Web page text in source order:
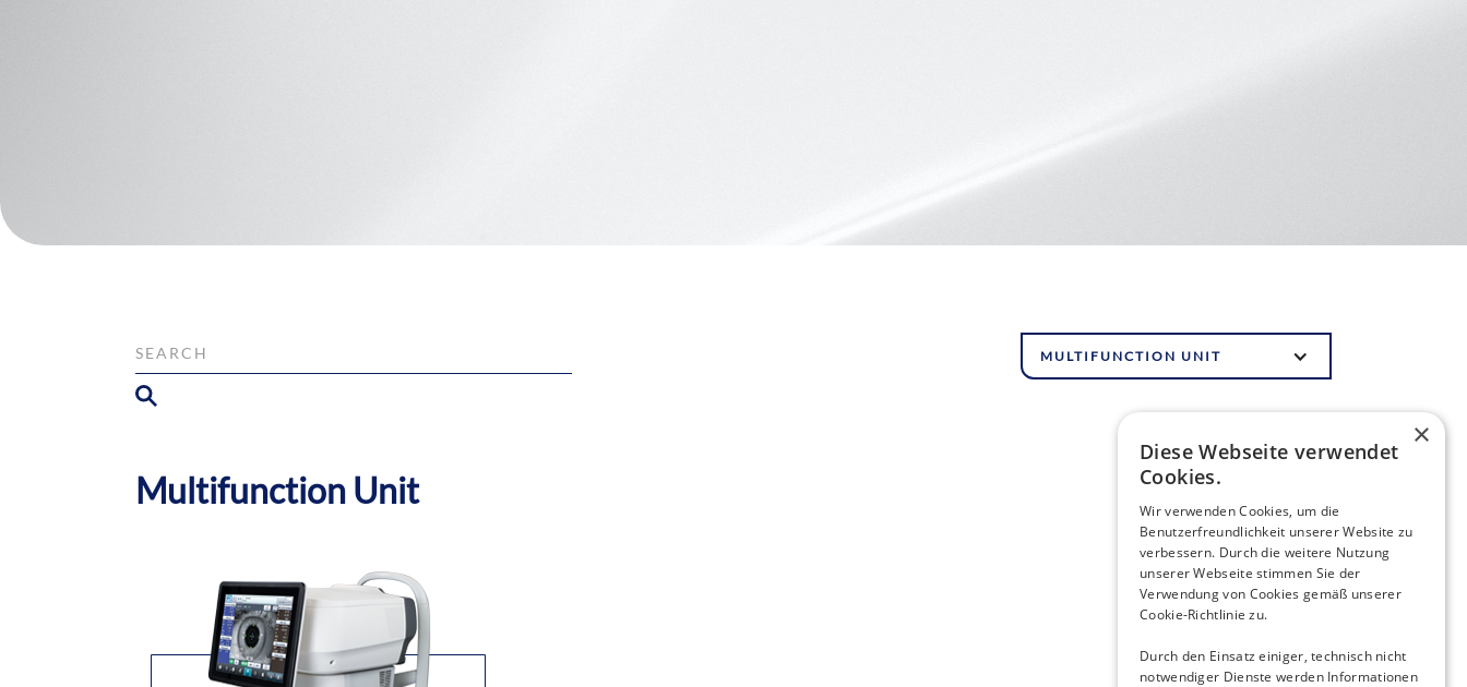
MULTIFUNCTION UNIT
Multifunction Unit
×
Diese Webseite verwendet
Cookies.
Wir verwenden Cookies, um die
Benutzerfreundlichkeit unserer Website zu
verbessern. Durch die weitere Nutzung
unserer Webseite stimmen Sie der
Verwendung von Cookies gemäß unserer
Cookie-Richtlinie zu.
Durch den Einsatz einiger, technisch nicht
notwendiger Dienste werden Informationen